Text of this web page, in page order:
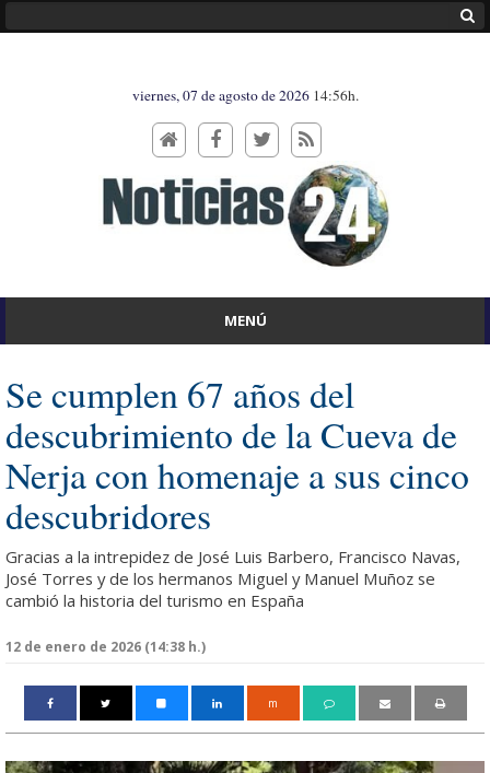
viernes, 07 de agosto de 2026 14:56h.
MENÚ
Se cumplen 67 años del
descubrimiento de la Cueva de
Nerja con homenaje a sus cinco
descubridores
Gracias a la intrepidez de José Luis Barbero, Francisco Navas,
José Torres y de los hermanos Miguel y Manuel Muñoz se
cambió la historia del turismo en España
12 de enero de 2026 (14:38 h.)
m